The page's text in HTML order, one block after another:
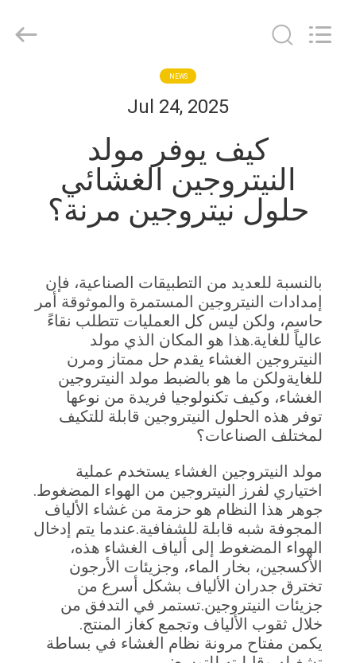
معلومات
المصنع
مراقبة
الجودة
اتصل
أخبار
القضايا
اطلب
عرض
أسعار
Technology
Co.,Ltd.
NEWS
Jul 24, 2025
كيف يوفر مولد
النيتروجين الغشائي
حلول نيتروجين مرنة؟
بالنسبة للعديد من التطبيقات الصناعية، فإن
إمدادات النيتروجين المستمرة والموثوقة أمر
حاسم، ولكن ليس كل العمليات تتطلب نقاءً
عالياً للغاية.هذا هو المكان الذي مولد
النيتروجين الغشاء يقدم حل ممتاز ومرن
للغايةولكن ما هو بالضبط مولد النيتروجين
الغشاء، وكيف تكنولوجيا فريدة من نوعها
توفر هذه الحلول النيتروجين قابلة للتكيف
لمختلف الصناعات؟
مولد النيتروجين الغشاء يستخدم عملية
اختياري لفرز النيتروجين من الهواء المضغوط.
جوهر هذا النظام هو حزمة من غشاء الألياف
المجوفة شبه قابلة للشفافية.عندما يتم إدخال
الهواء المضغوط إلى ألياف الغشاء هذه،
الأكسجين، بخار الماء، وجزيئات الأرجون
تخترق جدران الألياف بشكل أسرع من
جزيئات النيتروجين.تستمر في التدفق من
خلال ثقوب الألياف وتجمع كغاز المنتج.
يكمن مفتاح مرونة نظام الغشاء في بساطة